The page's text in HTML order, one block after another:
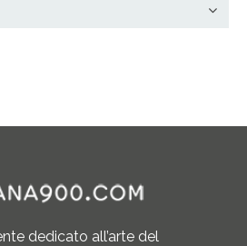
dedicato all’arte del